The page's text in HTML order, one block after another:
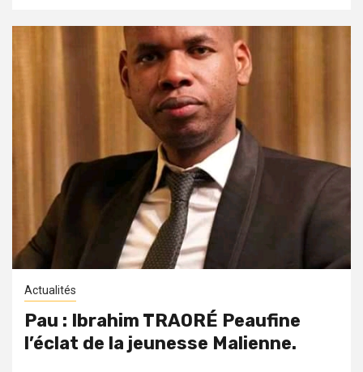
Actualités
Pau : Ibrahim TRAORÉ Peaufine
l’éclat de la jeunesse Malienne.